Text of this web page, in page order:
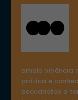
ampla vivência
prática e
pecuaristas a